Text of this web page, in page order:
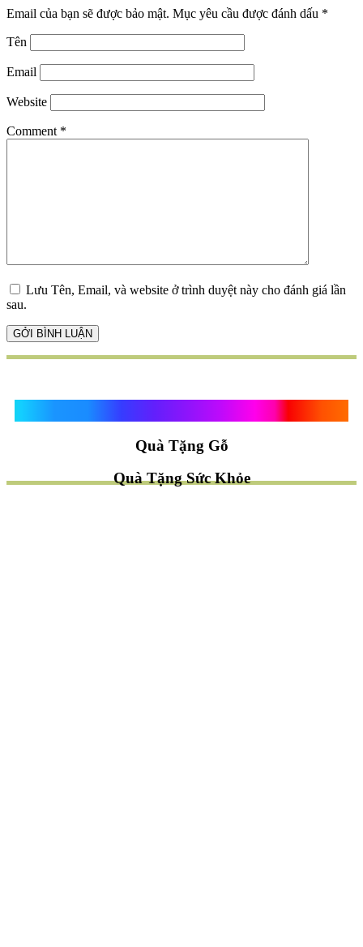
Email của bạn sẽ được bảo mật. Mục yêu cầu được đánh dấu *
Tên
Email
Website
Comment *
Lưu Tên, Email, và website ở trình duyệt này cho đánh giá lần
sau.
Quà Tặng Gỗ
Quà Tặng Sức Khỏe